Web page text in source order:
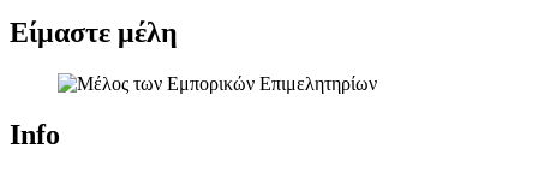
Είμαστε μέλη
Info